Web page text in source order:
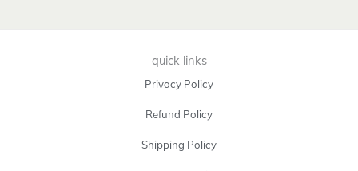
quick links
Privacy Policy
Refund Policy
Shipping Policy